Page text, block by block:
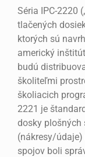
Séria IPC-2220
tlačených
ktorých sú
americký
budú
školiteľmi
školiacich
2221 je
dosky plošných
(nákresy/
spojov boli